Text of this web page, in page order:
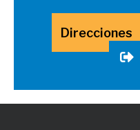
Direcciones